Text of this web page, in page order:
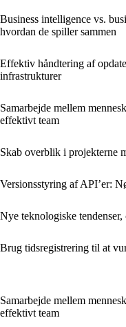
Business intelligence vs.
hvordan de spiller sammen
Effektiv håndtering af
infrastrukturer
Samarbejde mellem
effektivt team
Skab overblik i projekterne
Versionsstyring af API’er:
Nye teknologiske
Brug tidsregistrering til at
Samarbejde mellem
effektivt team